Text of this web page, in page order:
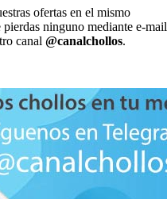
ofertas en el mismo
ninguno mediante e-mail
canal @canalchollos.